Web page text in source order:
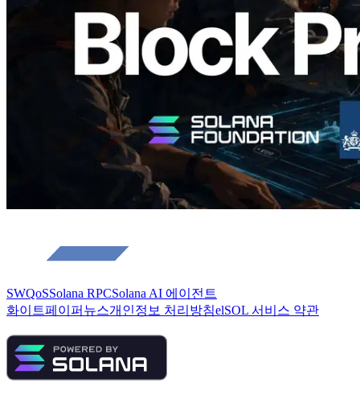
SWQoSSolana RPCSolana AI 에이전트
화이트페이퍼 뉴스개인정보 처리방침elSOL 서비스 약관